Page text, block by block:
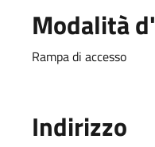
Modalità
Rampa di accesso
Indirizzo